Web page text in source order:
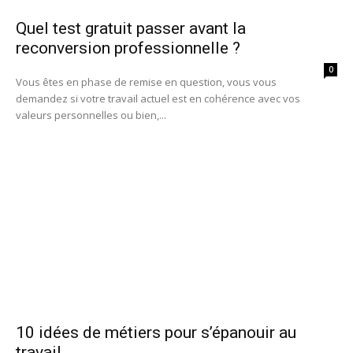
Quel test gratuit passer avant la
reconversion professionnelle ?
0
Vous êtes en phase de remise en question, vous vous
demandez si votre travail actuel est en cohérence avec vos
valeurs personnelles ou bien,...
10 idées de métiers pour s’épanouir au